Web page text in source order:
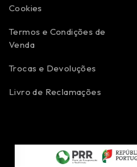
Cookies
Termos e Condições de
Venda
Trocas e Devoluções
Livro de Reclamações